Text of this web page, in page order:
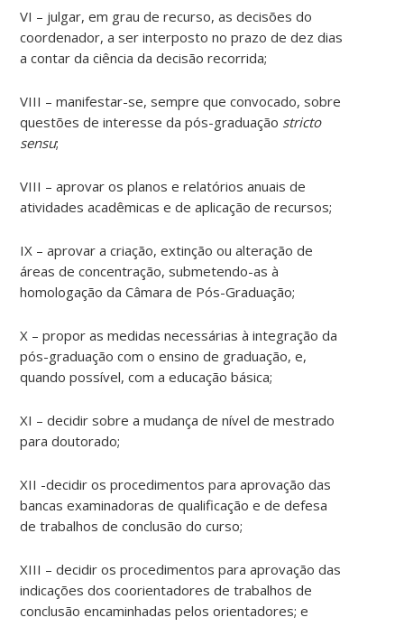
VI – julgar, em grau de recurso, as decisões do
coordenador, a ser interposto no prazo de dez dias
a contar da ciência da decisão recorrida;
VIII – manifestar-se, sempre que convocado, sobre
questões de interesse da pós-graduação stricto
sensu;
VIII – aprovar os planos e relatórios anuais de
atividades acadêmicas e de aplicação de recursos;
IX – aprovar a criação, extinção ou alteração de
áreas de concentração, submetendo-as à
homologação da Câmara de Pós-Graduação;
X – propor as medidas necessárias à integração da
pós-graduação com o ensino de graduação, e,
quando possível, com a educação básica;
XI – decidir sobre a mudança de nível de mestrado
para doutorado;
XII -decidir os procedimentos para aprovação das
bancas examinadoras de qualificação e de defesa
de trabalhos de conclusão do curso;
XIII – decidir os procedimentos para aprovação das
indicações dos coorientadores de trabalhos de
conclusão encaminhadas pelos orientadores; e